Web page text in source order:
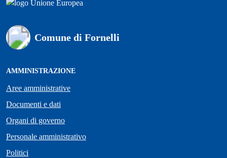
Comune di Fornelli
AMMINISTRAZIONE
Aree amministrative
Documenti e dati
Organi di governo
Personale amministrativo
Politici